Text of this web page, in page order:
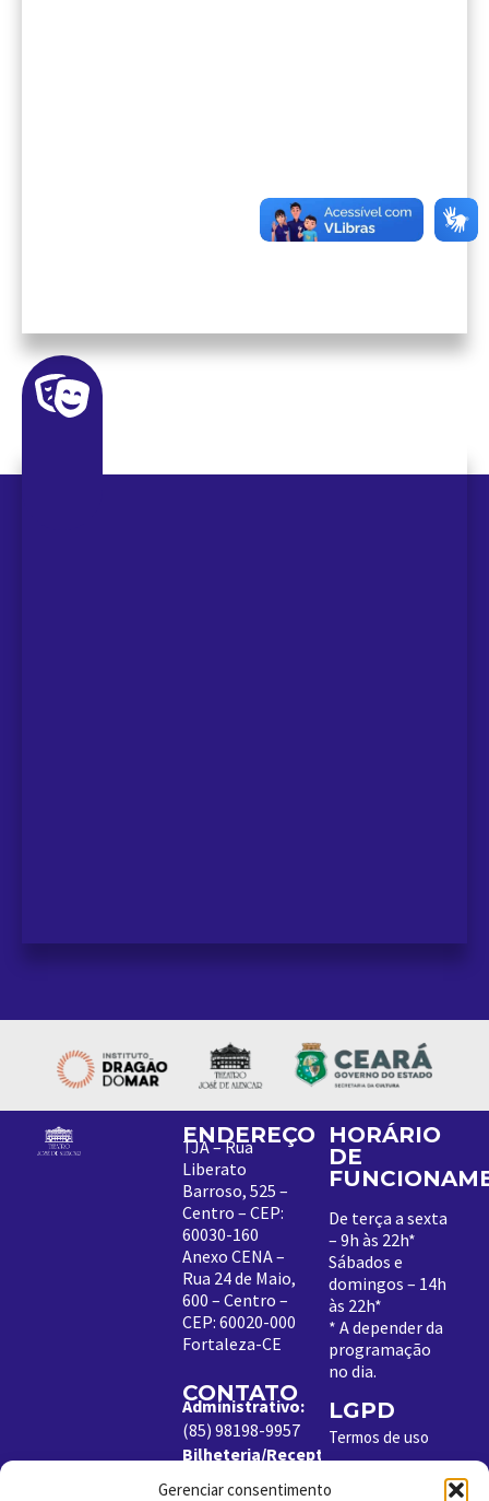
Gerenciar consentimento
ENDEREÇO
TJA – Rua
Liberato
Barroso, 525 –
Centro – CEP:
60030-160
Anexo CENA –
Rua 24 de Maio,
600 – Centro –
CEP: 60020-000
Fortaleza-CE
CONTATO
Administrativo:
(85) 98198-9957
Bilheteria/Receptivo:
(85) 99204-8843
HORÁRIO
DE
De terça a sexta
– 9h às 22h*
Sábados e
domingos – 14h
às 22h*
* A depender da
programação
no dia.
LGPD
Termos de uso